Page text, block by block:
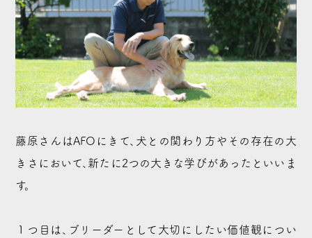
藤原さんはAFOにきて、犬との関わり方やその存在の大
きさにおいて、新たに2つの大きな学びがあったといいま
す。
１つ目は、ブリーダーとして大切にしたい価値観につい